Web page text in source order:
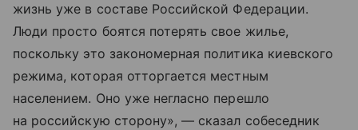
жизнь уже в составе Российской Федерации.
Люди просто боятся потерять свое жилье,
поскольку это закономерная политика киевского
режима, которая отторгается местным
населением. Оно уже негласно перешло
на российскую сторону», — сказал собеседник